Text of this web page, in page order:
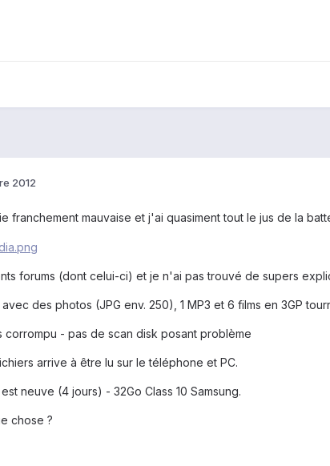
2012
franchement mauvaise et j'ai quasiment tout le jus de la
forums (dont celui-ci) et je n'ai pas trouvé de supers
des photos (JPG env. 250), 1 MP3 et 6 films en 3GP
corrompu - pas de scan disk posant problème
arrive à être lu sur le téléphone et PC.
neuve (4 jours) - 32Go Class 10 Samsung.
chose ?